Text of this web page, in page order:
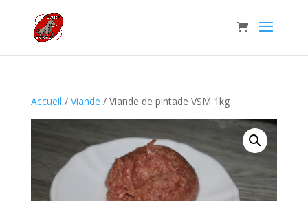
Accueil / Viande / Viande de pintade VSM 1kg